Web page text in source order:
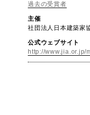
過去の受賞者
主催
社団法人日本建築家
公式ウェブサイト
http://www.jia.or.jp/